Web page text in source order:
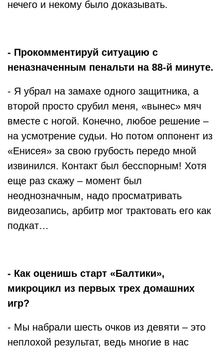
нечего и некому было доказывать.
- Прокомментируй ситуацию с
неназначенным пенальти на 88-й минуте.
- Я убрал на замахе одного защитника, а
второй просто срубил меня, «вынес» мяч
вместе с ногой. Конечно, любое решение –
на усмотрение судьи. Но потом оппонент из
«Енисея» за свою грубость передо мной
извинился. Контакт был бесспорным! Хотя
еще раз скажу – момент был
неоднозначным, надо просматривать
видеозапись, арбитр мог трактовать его как
подкат…
- Как оценишь старт «Балтики»,
микроцикл из первых трех домашних
игр?
- Мы набрали шесть очков из девяти – это
неплохой результат, ведь многие в нас